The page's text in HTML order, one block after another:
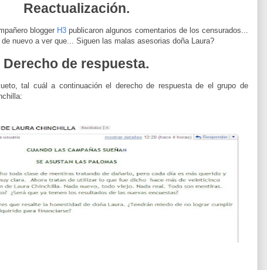
Reactualización.
blogger H3 publicaron algunos comentarios de los censurados...
nuevo a ver que... Siguen las malas asesorias doña Laura?
Derecho de respuesta.
tal cuál a continuación el derecho de respuesta de el grupo de